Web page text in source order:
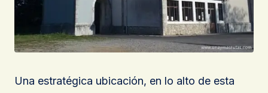
Una estratégica ubicación, en lo alto de esta